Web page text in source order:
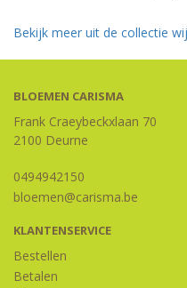
Bekijk meer uit de collectie
BLOEMEN CARISMA
Frank Craeybeckxlaan 70
2100 Deurne
0494942150
bloemen@carisma.be
KLANTENSERVICE
Bestellen
Betalen